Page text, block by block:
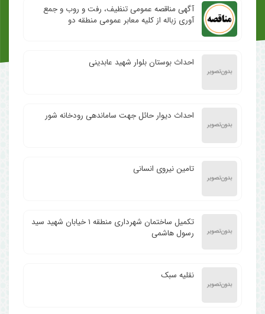
آگهی مناقصه عمومی تنظیف، رفت و روب و جمع
آوری زباله از کلیه معابر عمومی منطقه دو
احداث بوستان بلوار شهید عابدینی
احداث دیوار حائل جهت ساماندهی رودخانه شور
تامین نیروی انسانی
تکمیل ساختمان شهرداری منطقه ۱ خیابان شهید سید
رسول هاشمی
نقلیه سبک